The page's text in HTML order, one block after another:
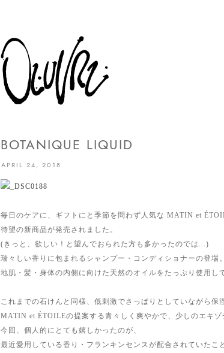
BOTANIQUE LIQUID
APRIL 24, 2018
毎日のケアに、ギフトにと季節を問わず人気な MATIN et
待望の新商品が発売されました。
(きっと、欲しい！と望んでおられた方も多かったのでは...)
瑞々しい香りに包まれるシャンプー・コンディショナーの登場。
地肌・髪・身体の内側に向けた天然のオイルをたっぷり使用し
これまでの石けんと同様、低刺激でさっぱりとしていながら保
MATIN et ÉTOILEの提案する青々しく爽やかで、少しのエキゾ
今回、個人的にとても嬉しかったのが、
最近愛用している香り・フランキンセンスが配合されていたこ